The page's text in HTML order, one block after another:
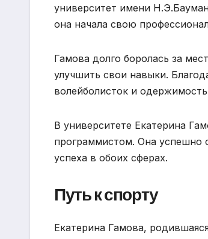
университет имени
она начала свою
Гамова долго боролась за
улучшить свои навыки.
волейболисток и
В университете Екатерина
программистом. Она успешно
успеха в обоих сферах.
Путь к спорту
Екатерина Гамова,